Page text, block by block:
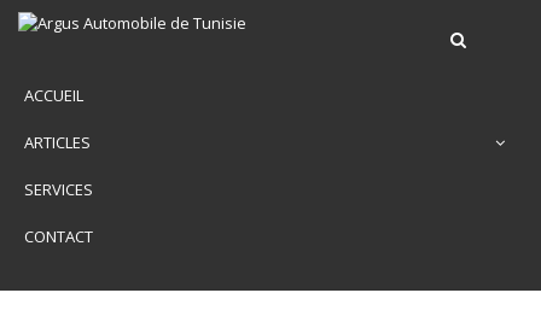
ACCUEIL
ARTICLES
SERVICES
CONTACT